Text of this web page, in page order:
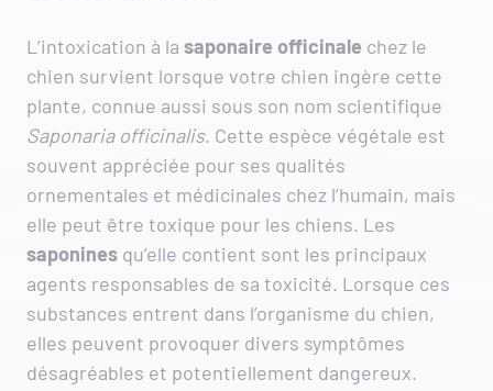
L’intoxication à la saponaire officinale chez le
chien survient lorsque votre chien ingère cette
plante, connue aussi sous son nom scientifique
Saponaria officinalis. Cette espèce végétale est
souvent appréciée pour ses qualités
ornementales et médicinales chez l’humain, mais
elle peut être toxique pour les chiens. Les
saponines qu’elle contient sont les principaux
agents responsables de sa toxicité. Lorsque ces
substances entrent dans l’organisme du chien,
elles peuvent provoquer divers symptômes
désagréables et potentiellement dangereux.